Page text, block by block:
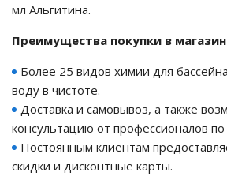
и среднего офиса
и продвинутых
защита)
мл Альгитина.
Преимущества покупки в
Более 25 видов химии для
воду в чистоте.
Доставка и самовывоз, а также
консультацию от профессионалов
Постоянным клиентам
скидки и дисконтные карты.